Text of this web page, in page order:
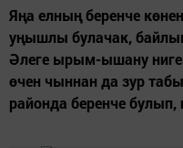
Яңа елның беренче
уңышлы булачак,
Әлеге ырым-ышану
өчен чыннан да зур
районда беренче